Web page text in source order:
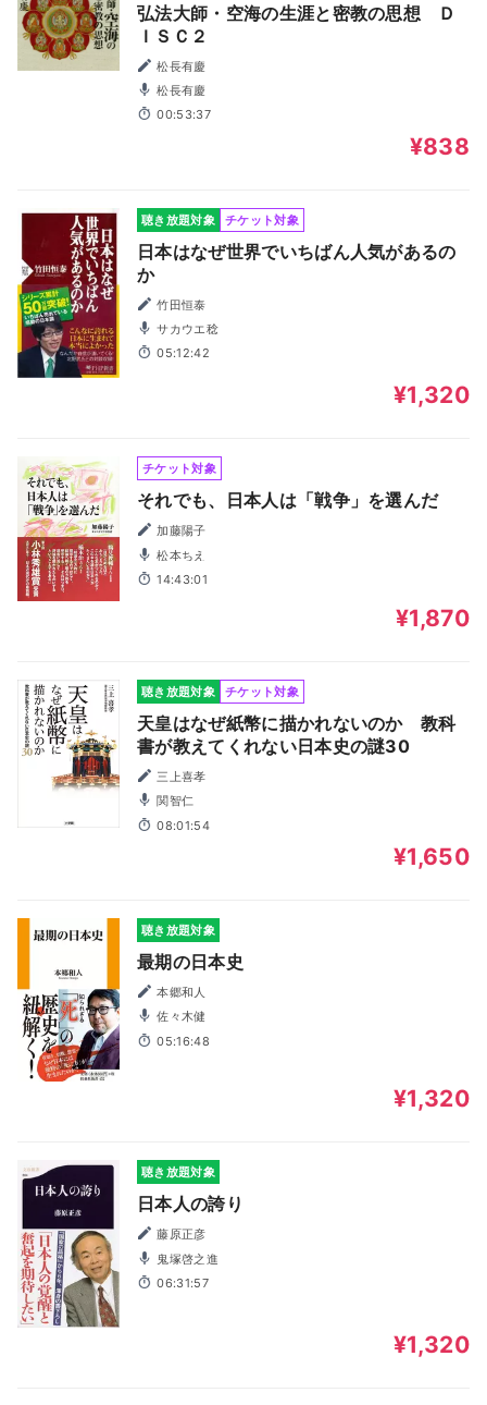
弘法大師・空海の生涯と密教の思想 Ｄ
ＩＳＣ２
松長有慶
松長有慶
00:53:37
¥838
聴き放題対象 チケット対象
日本はなぜ世界でいちばん人気があるの
か
竹田恒泰
サカウエ稔
05:12:42
¥1,320
チケット対象
それでも、日本人は「戦争」を選んだ
加藤陽子
松本ちえ
14:43:01
¥1,870
聴き放題対象 チケット対象
天皇はなぜ紙幣に描かれないのか 教科
書が教えてくれない日本史の謎30
三上喜孝
関智仁
08:01:54
¥1,650
聴き放題対象
最期の日本史
本郷和人
佐々木健
05:16:48
¥1,320
聴き放題対象
日本人の誇り
藤原正彦
鬼塚啓之進
06:31:57
¥1,320